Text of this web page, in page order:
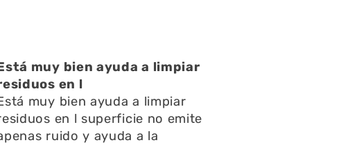
Una atención muy buena
Una atención muy buena,amables
y respondieron rápido todas mis
preguntas y consultas,el envío
fue rápido y el acuario se ve